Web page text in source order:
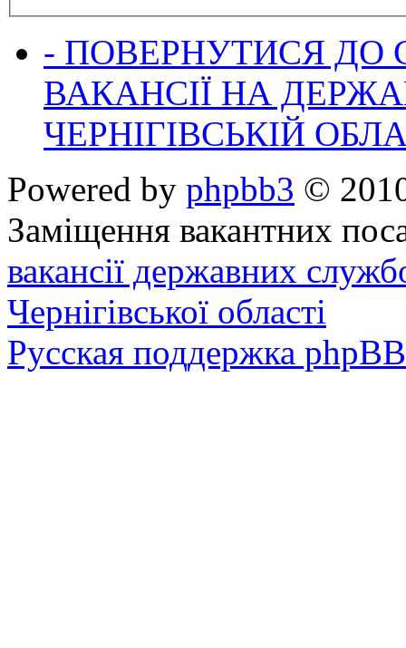
- ПОВЕРНУТИСЯ ДО
ВАКАНСІЇ НА
ЧЕРНІГІВСЬКІЙ
Powered by phpbb3 ©
Заміщення вакантних
вакансії державних
Чернігівської області
Русская поддержка phpBB